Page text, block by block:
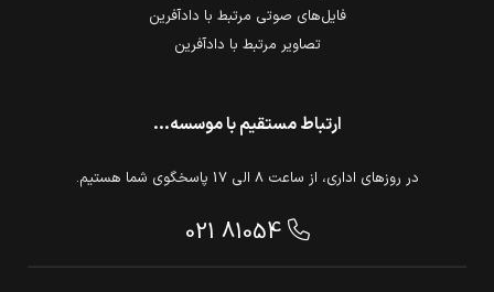
ارتباط مستقیم با موسسه...
در روزهای اداری، از ساعت 8 الی 17 پاسخگوی شما هستیم.
021 81054
فایل‌های صوتی مرتبط با دادآفرین
تصاویر مرتبط با دادآفرین